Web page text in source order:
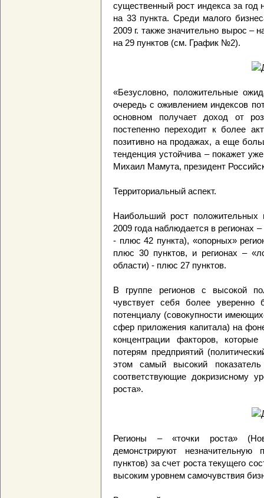
существенный рост индекса за год
на 33 пункта. Среди малого
2009 г. также значительно вырос –
на 29 пунктов (см. График №2).
«Безусловно, положительные
очередь с оживлением индексов
основном получает доход от
постепенно переходит к более
позитивно на продажах, а еще
тенденция устойчива – покажет
Михаил Мамута, президент
Территориальный аспект.
Наибольший рост положительных
2009 года наблюдается в регионах
- плюс 42 пункта), «опорных»
плюс 30 пунктов, и регионах –
области) - плюс 27 пунктов.
В группе регионов с высокой
чувствует себя более уверенно
потенциалу (совокупности
сфер приложения капитала) на
концентрации факторов,
потерям предприятий
этом самый высокий
соответствующие докризисному
роста».
Регионы – «точки роста»
демонстрируют
пунктов) за счет роста текущего
высоким уровнем самочувствия